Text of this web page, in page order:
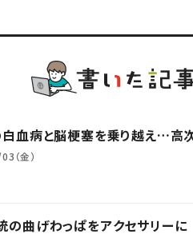
血病と脳梗塞を乗り越え…高
（金）
の曲げわっぱをアクセサリー